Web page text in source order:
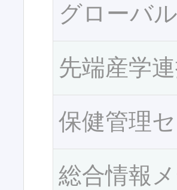
グローバ
先端産学
保健管理
総合情報